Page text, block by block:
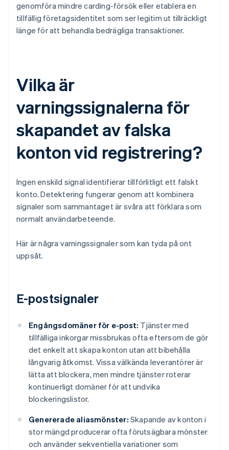
genomföra mindre carding-försök eller etablera en
tillfällig företagsidentitet som ser legitim ut tillräckligt
länge för att behandla bedrägliga transaktioner.
Vilka är
varningssignalerna för
skapandet av falska
konton vid registrering?
Ingen enskild signal identifierar tillförlitligt ett falskt
konto. Detektering fungerar genom att kombinera
signaler som sammantaget är svåra att förklara som
normalt användarbeteende.
Här är några varningssignaler som kan tyda på ont
uppsåt.
E-postsignaler
Engångsdomäner för e-post: Tjänster med
tillfälliga inkorgar missbrukas ofta eftersom de gör
det enkelt att skapa konton utan att bibehålla
långvarig åtkomst. Vissa välkända leverantörer är
lätta att blockera, men mindre tjänster roterar
kontinuerligt domäner för att undvika
blockeringslistor.
Genererade aliasmönster: Skapande av konton i
stor mängd producerar ofta förutsägbara mönster
och använder sekventiella variationer som